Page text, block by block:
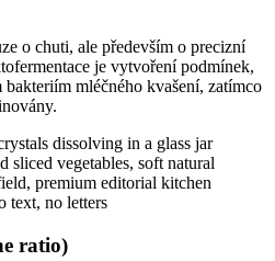
o chuti, ale především o precizní
je vytvoření podmínek,
mléčného kvašení, zatímco
ratio)